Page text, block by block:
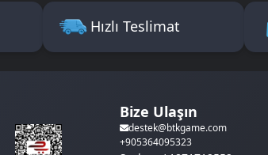
Hızlı Teslimat
Bize Ulaşın
destek@btkgame.com
+905364095323